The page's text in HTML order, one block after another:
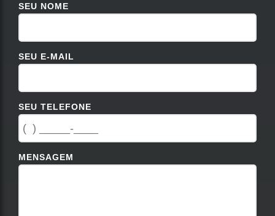
SEU NOME
SEU E-MAIL
SEU TELEFONE
MENSAGEM